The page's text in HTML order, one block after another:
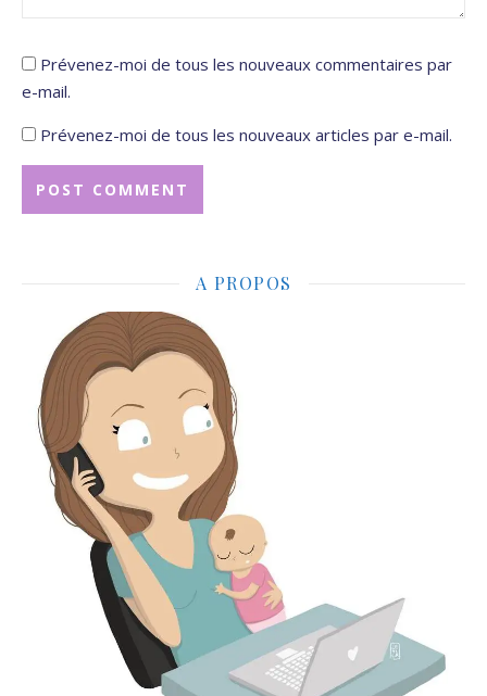
Prévenez-moi de tous les nouveaux commentaires par
e-mail.
Prévenez-moi de tous les nouveaux articles par e-mail.
A PROPOS